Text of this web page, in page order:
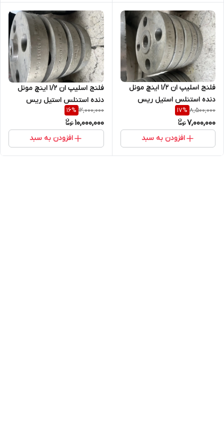
فلنج اسلیپ ان 1/2 اینچ مونل
دنده استنلس استیل ریس
NO4400
8,500,000
17%
7,000,000
افزودن به سبد
فلنج اسلیپ ان 1/2 اینچ مونل
دنده استنلس استیل ریس
NO4400
12,000,000
16%
10,000,000
افزودن به سبد